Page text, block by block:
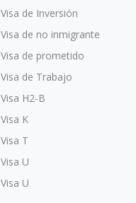
Visa de Inversión
Visa de no inmigrante
Visa de prometido
Visa de Trabajo
Visa H2-B
Visa K
Visa T
Visa U
Visa U